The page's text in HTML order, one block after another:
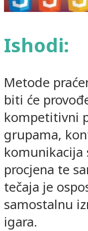
Ishodi:
Metode
biti će
kompetitivni
grupama,
komunikacija
procjena te
tečaja je
samostalnu
igara.